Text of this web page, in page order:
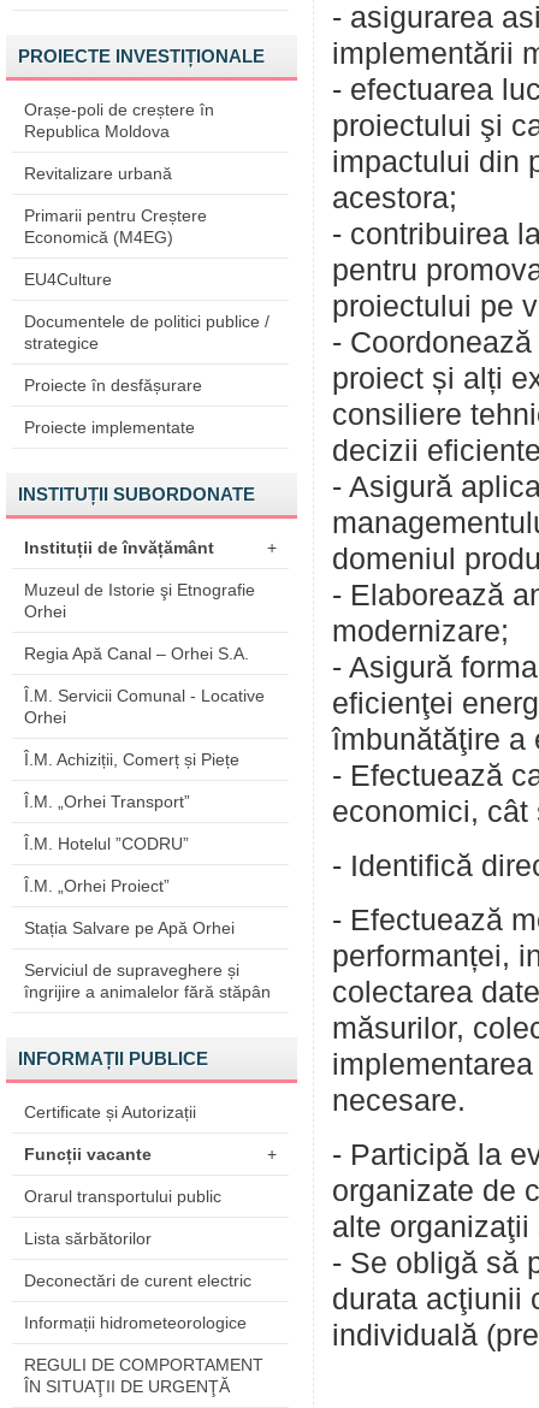
PROIECTE INVESTIȚIONALE
Orașe-poli de creștere în
Republica Moldova
Revitalizare urbană
Primarii pentru Creștere
Economică (M4EG)
EU4Culture
Documentele de politici publice /
strategice
Proiecte în desfășurare
Proiecte implementate
INSTITUȚII SUBORDONATE
Instituții de învățământ +
Muzeul de Istorie şi Etnografie
Orhei
Regia Apă Canal – Orhei S.A.
Î.M. Servicii Comunal - Locative
Orhei
Î.M. Achiziții, Comerț și Piețe
Î.M. „Orhei Transport”
Î.M. Hotelul ”CODRU”
Î.M. „Orhei Proiect”
Stația Salvare pe Apă Orhei
Serviciul de supraveghere și
îngrijire a animalelor fără stăpân
INFORMAȚII PUBLICE
Certificate și Autorizații
Funcții vacante +
Orarul transportului public
Lista sărbătorilor
Deconectări de curent electric
Informații hidrometeorologice
REGULI DE COMPORTAMENT
ÎN SITUAŢII DE URGENŢĂ
- asigurarea
implementării
- efectuarea
proiectului şi
impactului din
acestora;
- contribuirea
pentru
proiectului pe
-
proiect și alți
consiliere
decizii
- Asigură
domeniul
- Elaborează
modernizare;
- Asigură
eficienţei
îmbunătăţire a
- Efectuează
economici, cât
- Identifică
- Efectuează
performanței,
colectarea
măsurilor,
necesare.
- Participă la
organizate de
alte
- Se obligă să
durata acţiunii
individuală